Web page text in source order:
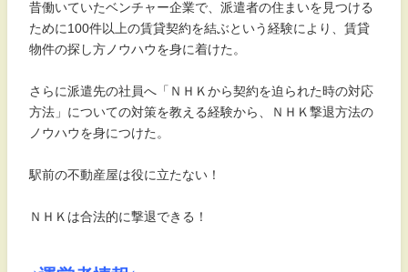
昔働いていたベンチャー企業で、派遣者の住まいを見つける
ために100件以上の賃貸契約を結ぶという経験により、賃貸
物件の探し方ノウハウを身に着けた。
さらに派遣先の社員へ「ＮＨＫから契約を迫られた時の対応
方法」についての対策を教える経験から、ＮＨＫ撃退方法の
ノウハウを身につけた。
駅前の不動産屋は役に立たない！
ＮＨＫは合法的に撃退できる！